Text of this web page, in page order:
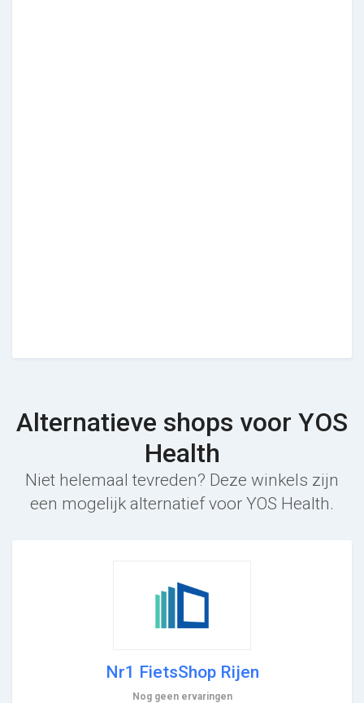
Alternatieve shops voor YOS
Health
Niet helemaal tevreden? Deze winkels zijn
een mogelijk alternatief voor YOS Health.
Nr1 FietsShop Rijen
Nog geen ervaringen